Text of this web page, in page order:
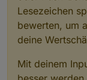
Lesezeichen
bewerten, um
deine
Mit deinem